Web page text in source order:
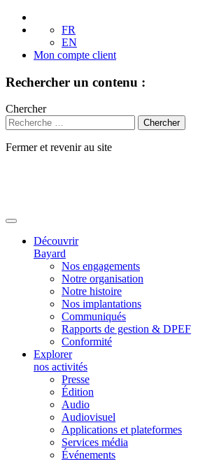
FR
EN
Mon compte client
Rechercher un contenu :
Chercher
Fermer et revenir au site
Découvrir
Bayard
Nos engagements
Notre organisation
Notre histoire
Nos implantations
Communiqués
Rapports de gestion & DPEF
Conformité
Explorer
nos activités
Presse
Édition
Audio
Audiovisuel
Applications et plateformes
Services média
Événements